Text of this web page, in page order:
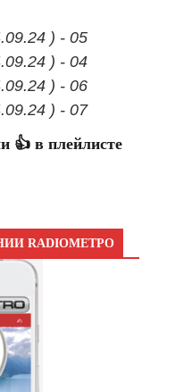
) - 05
) - 04
) - 06
) - 07
👍 в плейлисте
RADIOМЕТРО